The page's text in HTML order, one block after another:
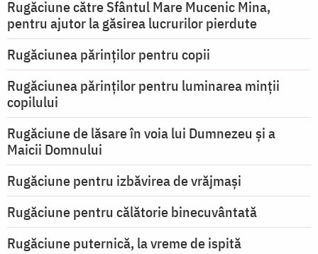
Rugăciune către Sfântul Mare Mucenic Mina,
pentru ajutor la găsirea lucrurilor pierdute
Rugăciunea părinților pentru copii
Rugăciunea părinților pentru luminarea minţii
copilului
Rugăciune de lăsare în voia lui Dumnezeu şi a
Maicii Domnului
Rugăciune pentru izbăvirea de vrăjmași
Rugăciune pentru călătorie binecuvântată
Rugăciune puternică, la vreme de ispită